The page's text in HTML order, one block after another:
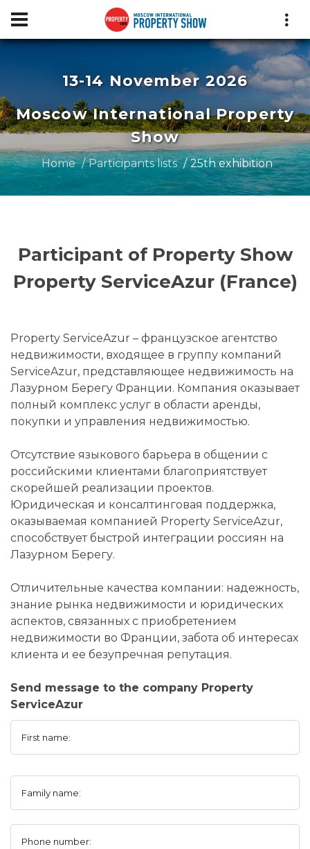
13-14 November 2026
Moscow International Property
Show
Home Participants lists 25th exhibition
Participant of Property Show
Property ServiceAzur (France)
Property ServiceAzur – французское агентство
недвижимости, входящее в группу компаний
ServiceAzur, представляющее недвижимость на
Лазурном Берегу Франции. Компания оказывает
полный комплекс услуг в области аренды,
покупки и управления недвижимостью.
Отсутствие языкового барьера в общении с
российскими клиентами благоприятствует
скорейшей реализации проектов.
Юридическая и консалтинговая поддержка,
оказываемая компанией Property ServiceAzur,
способствует быстрой интеграции россиян на
Лазурном Берегу.
Отличительные качества компании: надежность,
знание рынка недвижимости и юридических
аспектов, связанных с приобретением
недвижимости во Франции, забота об интересах
клиента и ее безупречная репутация.
Send message to the company Property
ServiceAzur
First name:
Family name:
Phone number: